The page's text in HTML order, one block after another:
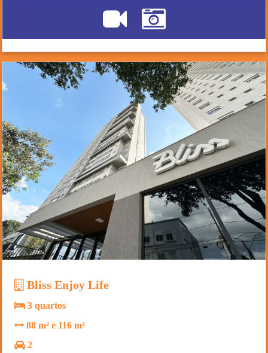
Bliss Enjoy Life
3 quartos
88 m² e 116 m²
2